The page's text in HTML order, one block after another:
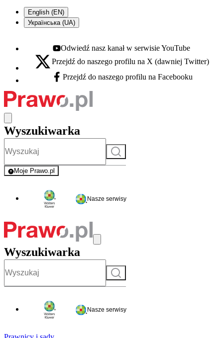
English (EN)
Українська (UA)
Youtube - otwiera się w nowej karcie
Odwiedź nasz kanał w serwisie YouTube
X - otwiera się w nowej karcie
Przejdź do naszego profilu na X (dawniej Twitter)
Facebook - otwiera się w nowej karcie
Przejdź do naszego profilu na Facebooku
Wyszukiwarka
Szukaj
Moje Prawo.pl
- rejestracja i logowanie do serwisu
Nasze serwisy
Wyszukiwarka
Szukaj
Nasze serwisy